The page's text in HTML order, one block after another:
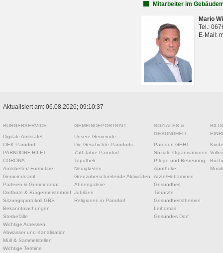
Mitarbeiter im
Mario
Tel.:
E-Mail:
Aktualisiert am: 06.08.2026; 09:10:37
BÜRGERSERVICE
Digitale Amtstafel
ÖEK Parndorf
PARNDORF HILFT
CORONA
Amtshelfer/ Formulare
Gemeindeamt
Parteien & Gemeinderat
Dorfbote & Bürgermeisterbrief
Sitzungsprotokoll GRS
Bekanntmachungen
Sterbefälle
Wichtige Adressen
Abwasser und Kanalisation
Müll & Sammelstellen
Wichtige Termine
GEMEINDEPORTRAIT
Unsere Gemeinde
Die Geschichte Parndorfs
750 Jahre Parndorf
Topothek
Neuigkeiten
Grenzüberschreitende Aktivitäten
Ahnengalerie
Jubiläen
Religionen in Parndorf
SOZIALES &
GESUNDHEIT
Parndorf GEHT
Soziale Organisationen
Pflege und Betreuung
Apotheke
Ärzte/Hebammen
Gesundheit
Tierärzte
Gesundheitsthemen
Leihomas
Gesundes Dorf